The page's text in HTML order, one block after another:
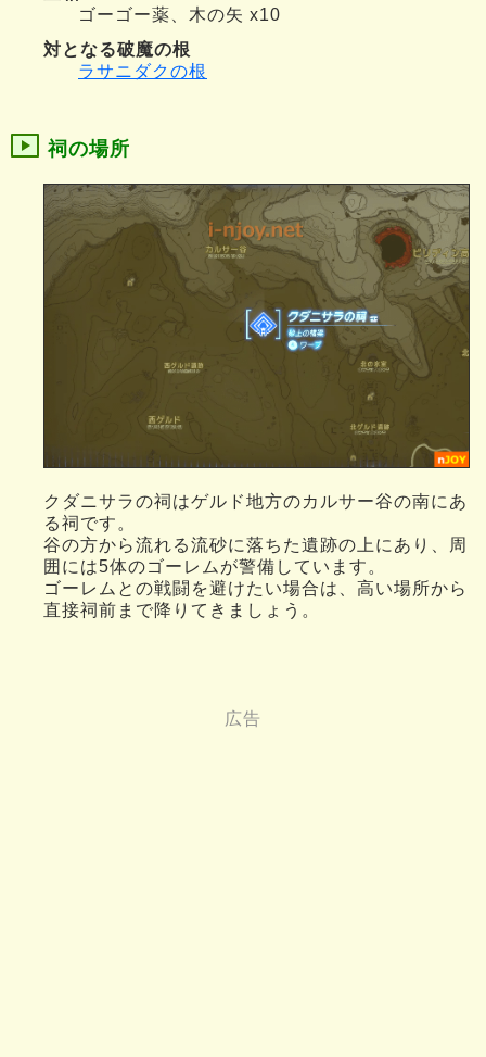
ゴーゴー薬、木の矢 x10
対となる破魔の根
ラサニダクの根
祠の場所
クダニサラの祠はゲルド地方のカルサー谷の南にあ
る祠です。
谷の方から流れる流砂に落ちた遺跡の上にあり、周
囲には5体のゴーレムが警備しています。
ゴーレムとの戦闘を避けたい場合は、高い場所から
直接祠前まで降りてきましょう。